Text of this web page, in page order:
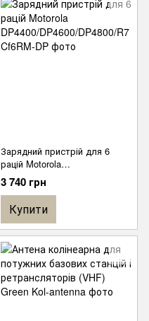
Зарядний пристрій для 6
рацій Motorola
DP4400/DP4600/DP4800/R7
3 740 грн
Купити